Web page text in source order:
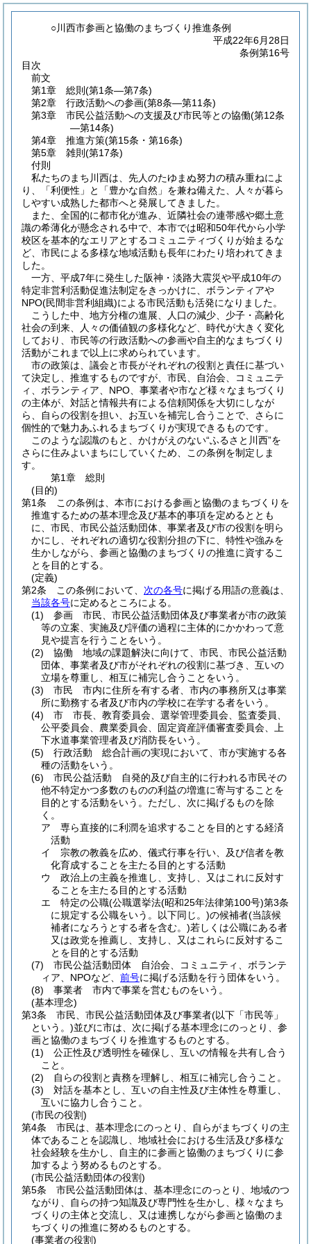
○川西市参画と協働のまちづくり推進条例
平成22年6月28日
条例第16号
目次
前文
第1章
総則 (第1条―第7条)
第2章
行政活動への参画(第8条―第11条)
第3章
市民公益活動への支援及び市民等との協働(第12条
―第14条)
第4章
推進方策(第15条・第16条)
第5章
雑則 (第17条)
付則
私たちのまち川西は、先人のたゆまぬ努力の積み重ねによ
り、「利便性」と「豊かな自然」を兼ね備えた、人々が暮ら
しやすい成熟した都市へと発展してきました。
また、全国的に都市化が進み、近隣社会の連帯感や郷土意
識の希薄化が懸念される中で、本市では昭和50年代から小学
校区を基本的なエリアとするコミュニティづくりが始まるな
ど、市民による多様な地域活動も長年にわたり培われてきま
した。
一方、平成7年に発生した阪神・淡路大震災や平成10年の
特定非営利活動促進法制定をきっかけに、ボランティアや
NPO(民間非営利組織)による市民活動も活発になりました。
こうした中、地方分権の進展、人口の減少、少子・高齢化
社会の到来、人々の価値観の多様化など、時代が大きく変化
しており、市民等の行政活動への参画や自主的なまちづくり
活動がこれまで以上に求められています。
市の政策は、議会と市長がそれぞれの役割と責任に基づい
て決定し、推進するものですが、市民、自治会、コミュニテ
ィ、ボランティア、NPO、事業者や市など様々なまちづくり
の主体が、対話と情報共有による信頼関係を大切にしなが
ら、自らの役割を担い、お互いを補完し合うことで、さらに
個性的で魅力あふれるまちづくりが実現できるものです。
このような認識のもと、かけがえのない“ふるさと川西”を
さらに住みよいまちにしていくため、この条例を制定しま
す。
第1章
総則
(目的)
第1条
この条例は、本市における参画と協働のまちづくりを
推進するための基本理念及び基本的事項を定めるととも
に、市民、市民公益活動団体、事業者及び市の役割を明ら
かにし、それぞれの適切な役割分担の下に、特性や強みを
生かしながら、参画と協働のまちづくりの推進に資するこ
とを目的とする。
(定義)
第2条
この条例において、 次の各号に掲げる用語の意義は、
当該各号に定めるところによる。
(1)
参画 市民、市民公益活動団体及び事業者が市の政策
等の立案、実施及び評価の過程に主体的にかかわって意
見や提言を行うことをいう。
(2)
協働 地域の課題解決に向けて、市民、市民公益活動
団体、事業者及び市がそれぞれの役割に基づき、互いの
立場を尊重し、相互に補完し合うことをいう。
(3)
市民 市内に住所を有する者、市内の事務所又は事業
所に勤務する者及び市内の学校に在学する者をいう。
(4)
市 市長、教育委員会、選挙管理委員会、監査委員、
公平委員会、農業委員会、固定資産評価審査委員会、上
下水道事業管理者及び消防長をいう。
(5)
行政活動 総合計画の実現において、市が実施する各
種の活動をいう。
(6)
市民公益活動 自発的及び自主的に行われる市民その
他不特定かつ多数のものの利益の増進に寄与することを
目的とする活動をいう。 ただし、次に掲げるものを除
く。
ア
専ら直接的に利潤を追求することを目的とする経済
活動
イ
宗教の教義を広め、儀式行事を行い、及び信者を教
化育成することを主たる目的とする活動
ウ
政治上の主義を推進し、支持し、又はこれに反対す
ることを主たる目的とする活動
エ
特定の公職(公職選挙法(昭和25年法律第100号)第3条
に規定する公職をいう。以下同じ。)の候補者(当該候
補者になろうとする者を含む。)若しくは公職にある者
又は政党を推薦し、支持し、又はこれらに反対するこ
とを目的とする活動
(7)
市民公益活動団体 自治会、コミュニティ、ボランテ
ィア、NPOなど、 前号に掲げる活動を行う団体をいう。
(8)
事業者 市内で事業を営むものをいう。
(基本理念)
第3条
市民、市民公益活動団体及び事業者(以下「市民等」
という。)並びに市は、次に掲げる基本理念にのっとり、参
画と協働のまちづくりを推進するものとする。
(1)
公正性及び透明性を確保し、互いの情報を共有し合う
こと。
(2)
自らの役割と責務を理解し、相互に補完し合うこと。
(3)
対話を基本とし、互いの自主性及び主体性を尊重し、
互いに協力し合うこと。
(市民の役割)
第4条
市民は、基本理念にのっとり、自らがまちづくりの主
体であることを認識し、地域社会における生活及び多様な
社会経験を生かし、自主的に参画と協働のまちづくりに参
加するよう努めるものとする。
(市民公益活動団体の役割)
第5条
市民公益活動団体は、基本理念にのっとり、地域のつ
ながり、自らの持つ知識及び専門性を生かし、様々なまち
づくりの主体と交流し、又は連携しながら参画と協働のま
ちづくりの推進に努めるものとする。
(事業者の役割)